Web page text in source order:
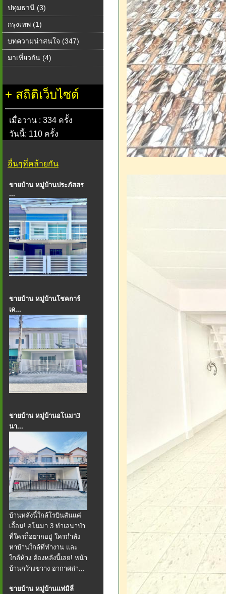
ปทุมธานี (3)
กรุงเทพ (1)
บทความน่าสนใจ (347)
มาเที่ยวกัน (4)
+ สถิติเว็บไซต์
เมื่อวาน : 334 ครั้ง
วันนี้: 110 ครั้ง
อื่นๆที่คล้ายกัน
ขายบ้าน หมู่บ้านประภัสสร
...
ขายบ้าน หมู่บ้านโชคการ์
เด...
ขายบ้าน หมู่บ้านอโนมา3
นา...
บ้านหลังนี้ใกล้โรบินสันแค่
เอื้อม! อโนมา 3 ทำเลนาป่า
ที่ใครก็อยากอยู่ ใครกำลัง
หาบ้านใกล้ที่ทำงาน และ
ใกล้ห้าง ต้องหลังนี้เลย! หน้า
บ้านกว้างขวาง อากาศถ่า...
ขายบ้าน หมู่บ้านแฟมิลี่